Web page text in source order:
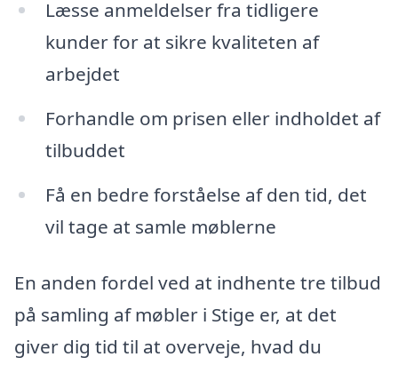
Læsse anmeldelser fra tidligere
kunder for at sikre kvaliteten af
arbejdet
Forhandle om prisen eller indholdet af
tilbuddet
Få en bedre forståelse af den tid, det
vil tage at samle møblerne
En anden fordel ved at indhente tre tilbud
på samling af møbler i Stige er, at det
giver dig tid til at overveje, hvad du